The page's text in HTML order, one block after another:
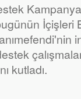
İçişleri
kutladı.